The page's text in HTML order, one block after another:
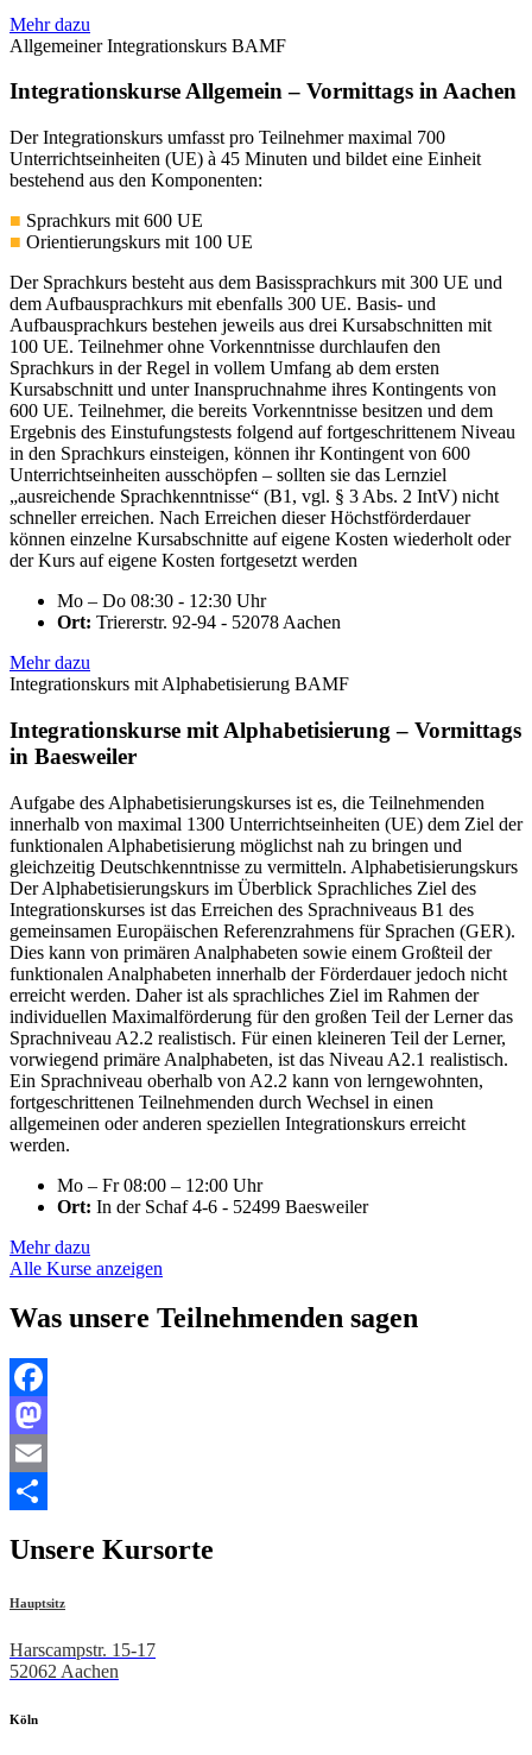
Mehr dazu
Allgemeiner Integrationskurs BAMF
Integrationskurse Allgemein – Vormittags in Aachen
Der Integrationskurs umfasst pro Teilnehmer maximal 700
Unterrichtseinheiten (UE) à 45 Minuten und bildet eine Einheit
bestehend aus den Komponenten:
■ Sprachkurs mit 600 UE
■ Orientierungskurs mit 100 UE
Der Sprachkurs besteht aus dem Basissprachkurs mit 300 UE und
dem Aufbausprachkurs mit ebenfalls 300 UE. Basis- und
Aufbausprachkurs bestehen jeweils aus drei Kursabschnitten mit
100 UE. Teilnehmer ohne Vorkenntnisse durchlaufen den
Sprachkurs in der Regel in vollem Umfang ab dem ersten
Kursabschnitt und unter Inanspruchnahme ihres Kontingents von
600 UE. Teilnehmer, die bereits Vorkenntnisse besitzen und dem
Ergebnis des Einstufungstests folgend auf fortgeschrittenem Niveau
in den Sprachkurs einsteigen, können ihr Kontingent von 600
Unterrichtseinheiten ausschöpfen – sollten sie das Lernziel
„ausreichende Sprachkenntnisse“ (B1, vgl. § 3 Abs. 2 IntV) nicht
schneller erreichen. Nach Erreichen dieser Höchstförderdauer
können einzelne Kursabschnitte auf eigene Kosten wiederholt oder
der Kurs auf eigene Kosten fortgesetzt werden
Mo – Do 08:30 - 12:30 Uhr
Ort: Triererstr. 92-94 - 52078 Aachen
Mehr dazu
Integrationskurs mit Alphabetisierung BAMF
Integrationskurse mit Alphabetisierung – Vormittags
in Baesweiler
Aufgabe des Alphabetisierungskurses ist es, die Teilnehmenden
innerhalb von maximal 1300 Unterrichtseinheiten (UE) dem Ziel der
funktionalen Alphabetisierung möglichst nah zu bringen und
gleichzeitig Deutschkenntnisse zu vermitteln. Alphabetisierungskurs
Der Alphabetisierungskurs im Überblick Sprachliches Ziel des
Integrationskurses ist das Erreichen des Sprachniveaus B1 des
gemeinsamen Europäischen Referenzrahmens für Sprachen (GER).
Dies kann von primären Analphabeten sowie einem Großteil der
funktionalen Analphabeten innerhalb der Förderdauer jedoch nicht
erreicht werden. Daher ist als sprachliches Ziel im Rahmen der
individuellen Maximalförderung für den großen Teil der Lerner das
Sprachniveau A2.2 realistisch. Für einen kleineren Teil der Lerner,
vorwiegend primäre Analphabeten, ist das Niveau A2.1 realistisch.
Ein Sprachniveau oberhalb von A2.2 kann von lerngewohnten,
fortgeschrittenen Teilnehmenden durch Wechsel in einen
allgemeinen oder anderen speziellen Integrationskurs erreicht
werden.
Mo – Fr 08:00 – 12:00 Uhr
Ort: In der Schaf 4-6 - 52499 Baesweiler
Mehr dazu
Alle Kurse anzeigen
Was unsere Teilnehmenden sagen
Facebook
Mastodon
Email
Unsere Kursorte
Hauptsitz
Harscampstr. 15-17
52062 Aachen
Köln